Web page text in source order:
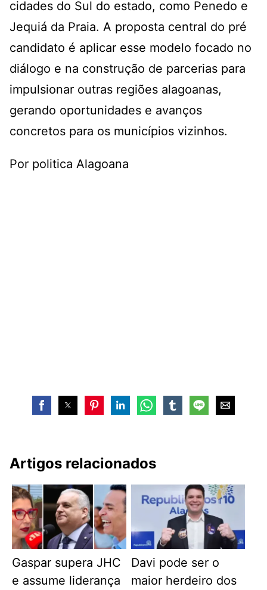
cidades do Sul do estado, como Penedo e
Jequiá da Praia. A proposta central do pré
candidato é aplicar esse modelo focado no
diálogo e na construção de parcerias para
impulsionar outras regiões alagoanas,
gerando oportunidades e avanços
concretos para os municípios vizinhos.
Por politica Alagoana
Artigos relacionados
Gaspar supera JHC
e assume liderança
Davi pode ser o
maior herdeiro dos